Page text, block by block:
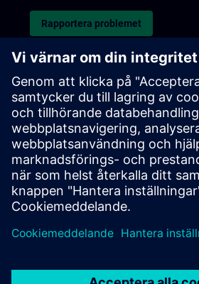
Rapportera problemet